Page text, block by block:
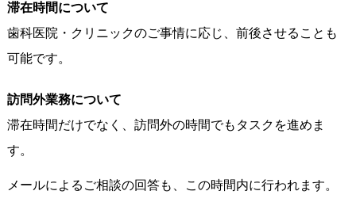
滞在時間について
歯科医院・クリニックのご事情に応じ、前後させることも
可能です。
訪問外業務について
滞在時間だけでなく、訪問外の時間でもタスクを進めま
す。
メールによるご相談の回答も、この時間内に行われます。